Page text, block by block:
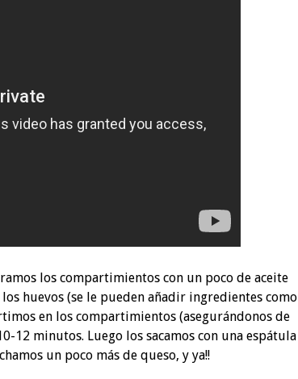
los compartimientos con un poco de aceite
huevos (se le pueden añadir ingredientes como
en los compartimientos (asegurándonos de
12 minutos. Luego los sacamos con una espátula
un poco más de queso, y ya!!